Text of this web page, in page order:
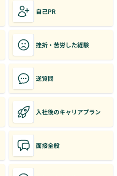
自己PR
挫折・苦労した経験
逆質問
入社後のキャリアプラン
面接全般